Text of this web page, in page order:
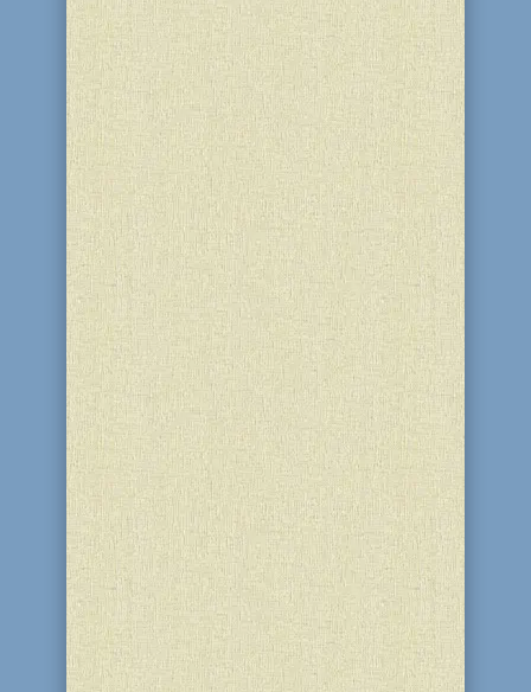
И сказал Б-г, обращаясь к Моше: "Иди
к фараону... и скажи ему: Б-­г,
Всесильный Б-г евреев, послал меня к
тебе сказать: отпусти народ Мой,
чтобы Мне он служил в пустыне".
(Пятикнижие, книга Шмот, 7:14-16)
Мудрецы называют Песах "Временем
свободы нашей". Исход из...